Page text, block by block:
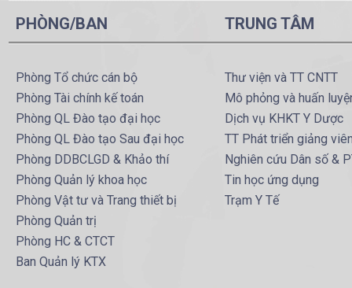
PHÒNG/BAN
Phòng Tổ chức cán bộ
Phòng Tài chính kế toán
Phòng QL Đào tạo đại học
Phòng QL Đào tạo Sau đại học
Phòng DDBCLGD & Khảo thí
Phòng Quản lý khoa học
Phòng Vật tư và Trang thiết bị
Phòng Quản trị
Phòng HC & CTCT
Ban Quản lý KTX
TRUNG TÂM
Thư viện và TT CNTT
Mô phỏng và huấn
Dịch vụ KHKT Y Dược
TT Phát triển giảng
Nghiên cứu Dân số &
Tin học ứng dụng
Trạm Y Tế